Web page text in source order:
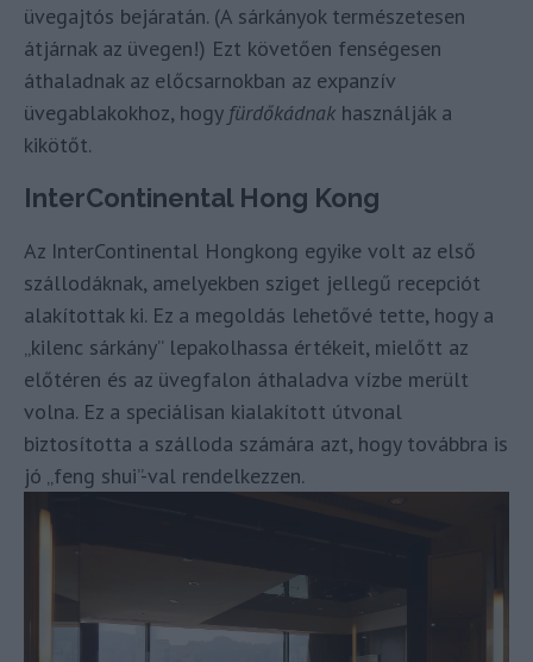
üvegajtós bejáratán. (A sárkányok természetesen
átjárnak az üvegen!) Ezt követően fenségesen
áthaladnak az előcsarnokban az expanzív
üvegablakokhoz, hogy fürdőkádnak használják a
kikötőt.
InterContinental Hong Kong
Az InterContinental Hongkong egyike volt az első
szállodáknak, amelyekben sziget jellegű recepciót
alakítottak ki. Ez a megoldás lehetővé tette, hogy a
„kilenc sárkány” lepakolhassa értékeit, mielőtt az
előtéren és az üvegfalon áthaladva vízbe merült
volna. Ez a speciálisan kialakított útvonal
biztosította a szálloda számára azt, hogy továbbra is
jó „feng shui”-val rendelkezzen.